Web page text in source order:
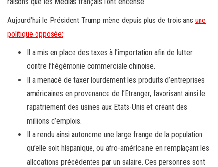
Aujourd’hui le Président Trump mène depuis plus de trois ans une
politique opposée:
Il a mis en place des taxes à l’importation afin de lutter
contre l’hégémonie commerciale chinoise.
Il a menacé de taxer lourdement les produits d’entreprises
américaines en provenance de l’Etranger, favorisant ainsi le
rapatriement des usines aux Etats-Unis et créant des
millions d’emplois.
Il a rendu ainsi autonome une large frange de la population
qu’elle soit hispanique, ou afro-américaine en remplaçant les
allocations précédentes par un salaire. Ces personnes sont